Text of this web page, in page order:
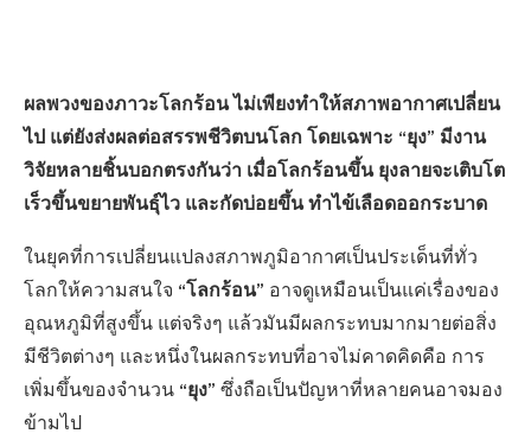
ผลพวงของภาวะโลกร้อน ไม่เพียงทำให้สภาพอากาศเปลี่ยน
ไป แต่ยังส่งผลต่อสรรพชีวิตบนโลก โดยเฉพาะ “ยุง” มีงาน
วิจัยหลายชิ้นบอกตรงกันว่า เมื่อโลกร้อนขึ้น ยุงลายจะเติบโต
เร็วขึ้นขยายพันธุ์ไว และกัดบ่อยขึ้น ทำไข้เลือดออกระบาด
ในยุคที่การเปลี่ยนแปลงสภาพภูมิอากาศเป็นประเด็นที่ทั่ว
โลกให้ความสนใจ “โลกร้อน” อาจดูเหมือนเป็นแค่เรื่องของ
อุณหภูมิที่สูงขึ้น แต่จริงๆ แล้วมันมีผลกระทบมากมายต่อสิ่ง
มีชีวิตต่างๆ และหนึ่งในผลกระทบที่อาจไม่คาดคิดคือ การ
เพิ่มขึ้นของจำนวน “ยุง” ซึ่งถือเป็นปัญหาที่หลายคนอาจมอง
ข้ามไป